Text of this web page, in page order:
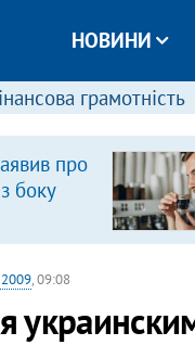
НОВИНИ
грамотність
про
боку
, 09:08